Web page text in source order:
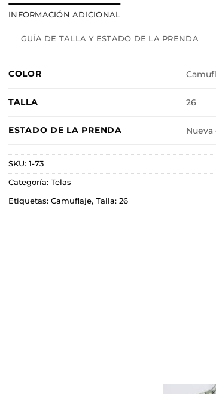
INFORMACIÓN ADICIONAL
GUÍA DE TALLA Y ESTADO DE LA PRENDA
COLOR
TALLA 26
ESTADO DE LA PRENDA
SKU: 1-73
Categoría: Telas
Etiquetas: Camuflaje, Talla: 26